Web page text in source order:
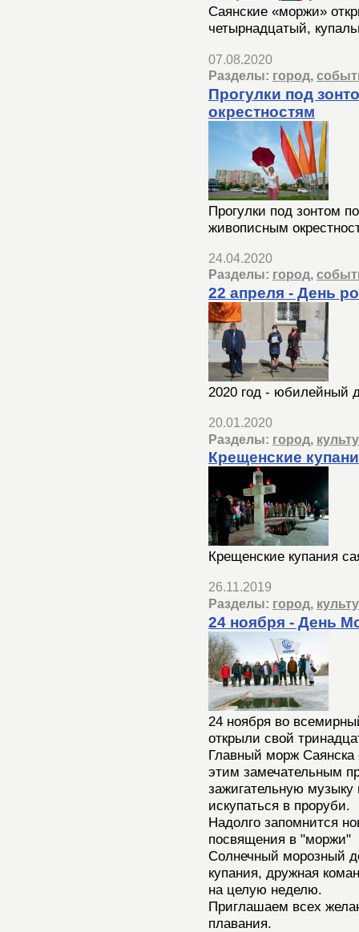
Саянские «моржи»
четырнадцатый,
07.08.2020
Разделы: город,
Прогулки под
окрестностям
Прогулки под зонтом
живописным
24.04.2020
Разделы: город,
22 апреля - День
2020 год - юбилейный
20.01.2020
Разделы: город,
Крещенские
Крещенские купания
26.11.2019
Разделы: город,
24 ноября - День
24 ноября во
открыли свой
Главный морж
этим замечательным
зажигательную
искупаться в проруби.
Надолго запомнится
посвящения в "моржи"
Солнечный морозный
купания, дружная
на целую неделю.
Приглашаем всех
плавания.